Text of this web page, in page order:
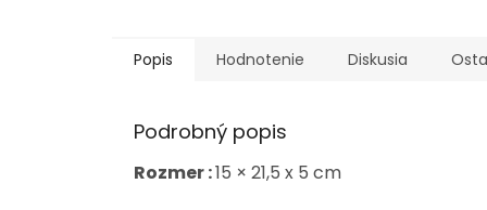
Popis Hodnotenie Diskusia
Podrobný popis
Rozmer :15 × 21,5 x 5 cm